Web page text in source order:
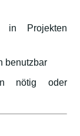
in Projekten
benutzbar
nötig oder